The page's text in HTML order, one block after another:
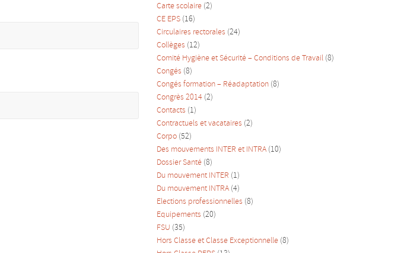
Carte scolaire (2)
CE EPS (16)
Circulaires rectorales (24)
Collèges (12)
Comité Hygiène et Sécurité – Conditions de Travail (8)
Congés (8)
Congés formation – Réadaptation (8)
Congrès 2014 (2)
Contacts (1)
Contractuels et vacataires (2)
Corpo (52)
Des mouvements INTER et INTRA (10)
Dossier Santé (8)
Du mouvement INTER (1)
Du mouvement INTRA (4)
Elections professionnelles (8)
Equipements (20)
FSU (35)
Hors Classe et Classe Exceptionnelle (8)